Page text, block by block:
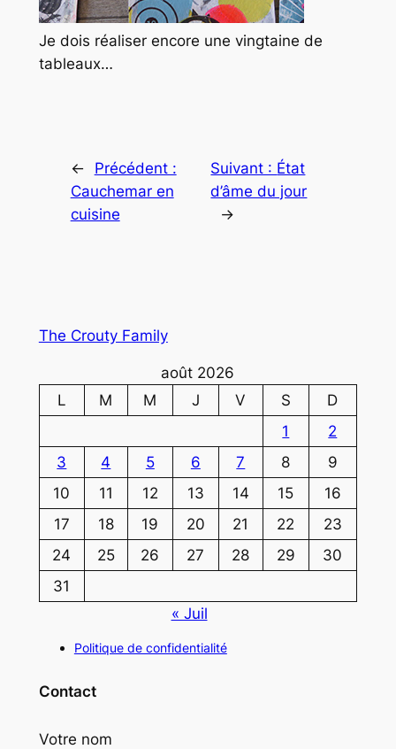
Je dois réaliser encore une vingtaine de
tableaux…
←
Précédent :
Cauchemar en
cuisine
Suivant : État
d’âme du jour
→
The Crouty Family
août 2026
L
M M J V S
D
1
2
3
4 5 6 7 8
9
10
11 12 13 14 15
16
17
18 19 20 21 22
23
24
25 26 27 28 29
30
31
« Juil
Politique de confidentialité
Contact
Votre nom